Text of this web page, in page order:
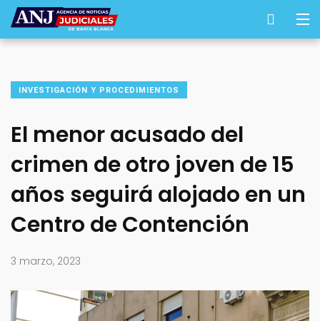
INVESTIGACIÓN Y PROCEDIMIENTOS
El menor acusado del
crimen de otro joven de 15
años seguirá alojado en un
Centro de Contención
3 marzo, 2023